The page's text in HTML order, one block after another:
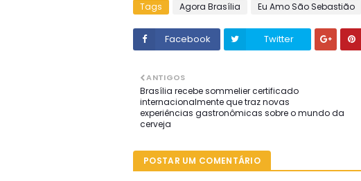
Tags Agora Brasília Eu Amo São Sebastião
Facebook Twitter
ANTIGOS
Brasília recebe sommelier certificado
internacionalmente que traz novas
experiências gastronômicas sobre o mundo da
cerveja
POSTAR UM COMENTÁRIO